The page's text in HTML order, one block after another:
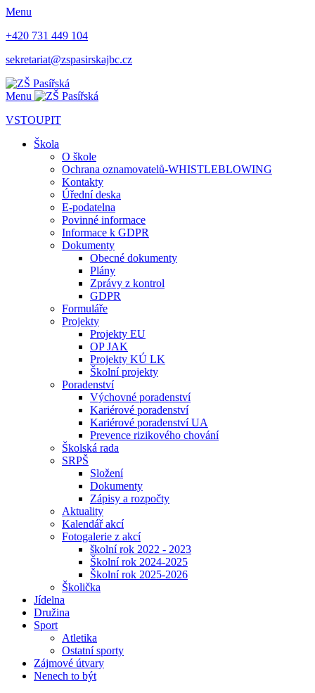
Menu
+420 731 449 104
sekretariat@zspasirskajbc.cz
Menu
VSTOUPIT
Škola
O škole
Ochrana oznamovatelů-WHISTLEBLOWING
Kontakty
Úřední deska
E-podatelna
Povinné informace
Informace k GDPR
Dokumenty
Obecné dokumenty
Plány
Zprávy z kontrol
GDPR
Formuláře
Projekty
Projekty EU
OP JAK
Projekty KÚ LK
Školní projekty
Poradenství
Výchovné poradenství
Kariérové poradenství
Kariérové poradenství UA
Prevence rizikového chování
Školská rada
SRPŠ
Složení
Dokumenty
Zápisy a rozpočty
Aktuality
Kalendář akcí
Fotogalerie z akcí
školní rok 2022 - 2023
Školní rok 2024-2025
Školní rok 2025-2026
Školička
Jídelna
Družina
Sport
Atletika
Ostatní sporty
Zájmové útvary
Nenech to být